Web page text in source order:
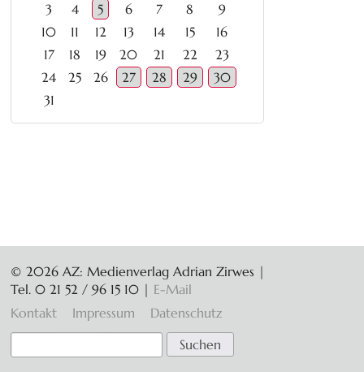
3
4 5 6 7 8
9
10
11 12 13 14 15
16
17
18 19 20 21 22
23
24
25 26 27 28 29
30
31
© 2026 AZ: Medienverlag Adrian Zirwes |
Tel. 0 21 52 / 96 15 10 | E-Mail
Navigation
überspringen
Kontakt Impressum Datenschutz